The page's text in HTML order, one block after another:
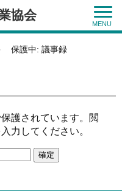
協会
保護中: 議事録
護されています。閲
力してください。